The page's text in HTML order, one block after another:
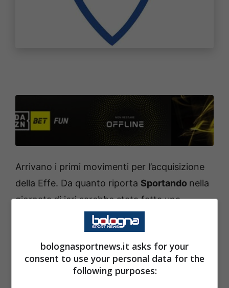
Arrivano i primi movimenti per l’acquisizione
della Effe. Da quanto riporta Sportando nella
giornatadi ieri sarebbe stata fatta una
proposta, seppur inferiore alla cifra indicata
da Gianluca Muratori qualche settimana fa,
per l’acquisto della Fortitudo da parte della
cordata di Stefano Tedeschi e Giorgio
bolognasportnews.it asks for your
consent to use your personal data for the
following purposes: